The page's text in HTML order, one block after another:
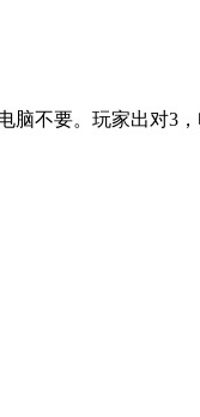
要。玩家出对3，